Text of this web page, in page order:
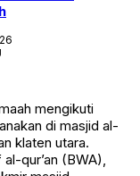
mengikuti
di masjid al-
klaten utara.
qur’an (BWA),